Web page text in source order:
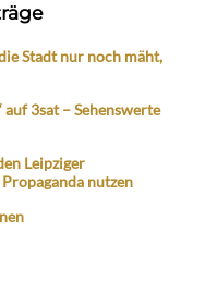
Stadt nur noch mäht,
3sat – Sehenswerte
Leipziger
nutzen